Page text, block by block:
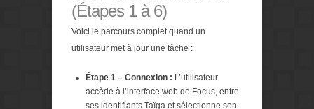
(Étapes 1 à 6)
Voici le parcours complet quand un
utilisateur met à jour une tâche :
Étape 1 – Connexion : L’utilisateur
accède à l’interface web de Focus, entre
ses identifiants Taïga et sélectionne son